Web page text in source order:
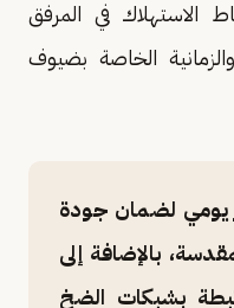
الاستهلاك في المرفق
والزمانية الخاصة بضيوف
4000 اختبار يومي لضمان جودة
بالإضافة إلى
بشبكات الضخ